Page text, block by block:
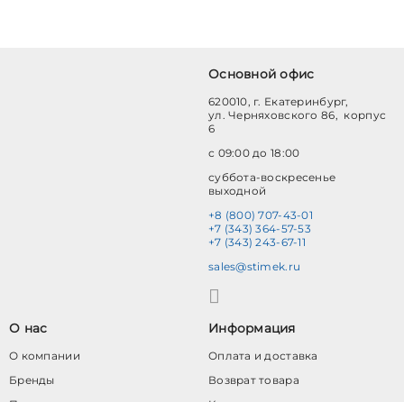
Основной офис
620010, г. Екатеринбург,
ул. Черняховского 86, корпус
6
с 09:00 до 18:00
суббота-воскресенье
выходной
+8 (800) 707-43-01
+7 (343) 364-57-53
+7 (343) 243-67-11
sales@stimek.ru
О нас
О компании
Бренды
Информация
Оплата и доставка
Возврат товара